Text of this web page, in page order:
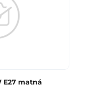
E27 matná